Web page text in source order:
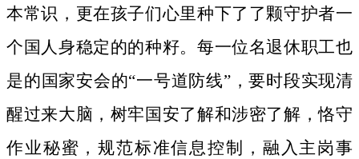
本常识，更在孩子们心里种下了了颗守护者一
个国人身稳定的的种籽。 每一位名退休职工也
是的国家安会的“一号道防线”，要时段实现清
醒过来大脑，树牢国安了解和涉密了解，恪守
作业秘蜜，规范标准信息控制，融入主岗事